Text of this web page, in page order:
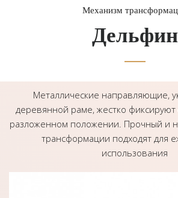
Механизм
Дельфин
Металлические направляющие,
деревянной раме, жестко
разложенном положении. Прочный и
трансформации подходят для
использования